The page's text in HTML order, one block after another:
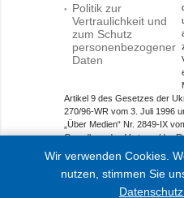
Politik zur
Vertraulichkeit und
zum Schutz
personenbezogener
Daten
Artikel 9 des Gesetzes der
270/96-WR vom 3. Juli 1996
„Über Medien“ Nr. 2849-IX
Grundlage des Vertrags/der
Objekt im Bereich
© 2015-2026 Ukrinform. Alle
Wir verwenden Cookies.
nutzen, stimmen Sie